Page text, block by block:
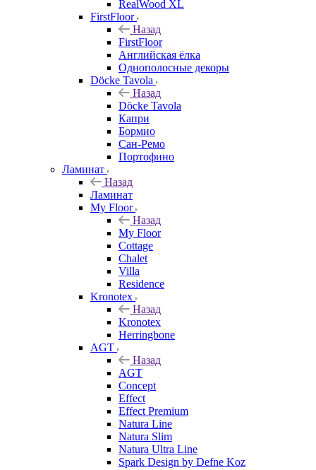
RealWood XL
FirstFloor
Назад
FirstFloor
Английская ёлка
Однополосные декоры
Döcke Tavola
Назад
Döcke Tavola
Капри
Бормио
Сан-Ремо
Портофино
Ламинат
Назад
Ламинат
My Floor
Назад
My Floor
Cottage
Chalet
Villa
Residence
Kronotex
Назад
Kronotex
Herringbone
AGT
Назад
AGT
Concept
Effect
Effect Premium
Natura Line
Natura Slim
Natura Ultra Line
Spark Design by Defne Koz